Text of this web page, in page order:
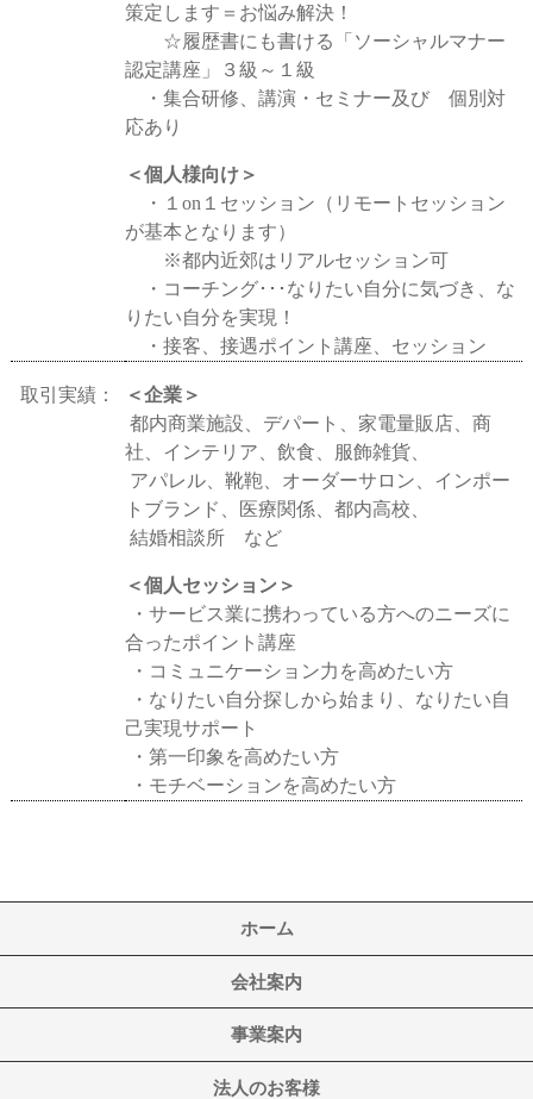
策定します＝お悩み解決！
☆履歴書にも書ける「ソーシャルマナー
認定講座」３級～１級
・集合研修、講演・セミナー及び 個別対
応あり
＜個人様向け＞
・１on１セッション（リモートセッション
が基本となります）
※都内近郊はリアルセッション可
・コーチング･･･なりたい自分に気づき、な
りたい自分を実現！
・接客、接遇ポイント講座、セッション
取引実績：
＜企業＞
都内商業施設、デパート、家電量販店、商
社、インテリア、飲食、服飾雑貨、
アパレル、靴鞄、オーダーサロン、インポー
トブランド、医療関係、都内高校、
結婚相談所 など
＜個人セッション＞
・サービス業に携わっている方へのニーズに
合ったポイント講座
・コミュニケーション力を高めたい方
・なりたい自分探しから始まり、なりたい自
己実現サポート
・第一印象を高めたい方
・モチベーションを高めたい方
ホーム
会社案内
事業案内
法人のお客様